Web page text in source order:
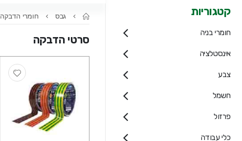
קטגוריות
חומרי בניה
אינסטלציה
צבע
חשמל
פרזול
כלי עבודה
גבס חומרי הדבקה
סרטי הדבקה